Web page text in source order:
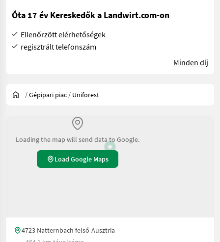
Óta 17 év Kereskedők a Landwirt.com-on
Ellenőrzött elérhetőségek
regisztrált telefonszám
Minden díj
/Gépipari piac / Uniforest
Loading the map will send data to Google.
Load Google Maps
4723 Natternbach felső-Ausztria